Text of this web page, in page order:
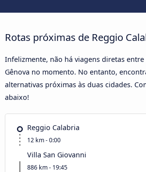
Rotas próximas de Reggio
Infelizmente, não há viagens diretas entre
Gênova no momento. No entanto,
alternativas próximas às duas cidades.
abaixo!
Reggio Calabria
12 km - 0:00
Villa San Giovanni
886 km - 19:45